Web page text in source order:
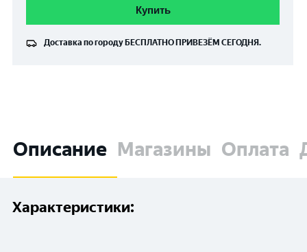
Купить
Доставка по городу БЕСПЛАТНО ПРИВЕЗЁМ СЕГОДНЯ.
Описание Магазины Оплата
Характеристики: